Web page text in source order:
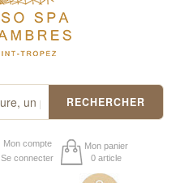
RECHERCHER
Mon compte
Se connecter
Mon panier
0 article